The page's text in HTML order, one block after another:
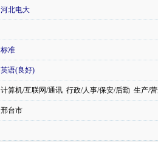
河北电大
标准
英语(良好)
计算机/互联网/通讯 行政/人事/保安/后勤 生产/
邢台市